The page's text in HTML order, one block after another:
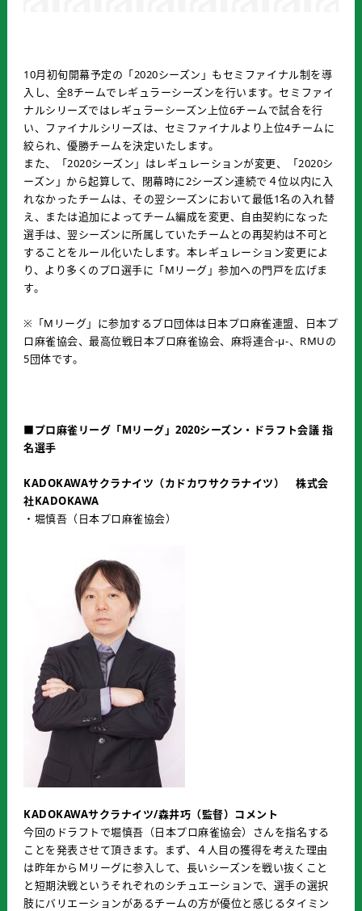
10月初旬開幕予定の「2020シーズン」もセミファイナル制を導
入し、全8チームでレギュラーシーズンを行います。セミファイ
ナルシリーズではレギュラーシーズン上位6チームで試合を行
い、ファイナルシリーズは、セミファイナルより上位4チームに
絞られ、優勝チームを決定いたします。
また、「2020シーズン」はレギュレーションが変更、「2020シ
ーズン」から起算して、閉幕時に2シーズン連続で４位以内に入
れなかったチームは、その翌シーズンにおいて最低1名の入れ替
え、または追加によってチーム編成を変更、自由契約になった
選手は、翌シーズンに所属していたチームとの再契約は不可と
することをルール化いたします。本レギュレーション変更によ
り、より多くのプロ選手に「Mリーグ」参加への門戸を広げま
す。
※「Mリーグ」に参加するプロ団体は日本プロ麻雀連盟、日本プ
ロ麻雀協会、最高位戦日本プロ麻雀協会、麻将連合-μ-、RMUの
5団体です。
■プロ麻雀リーグ「Mリーグ」2020シーズン・ドラフト会議 指
名選手
KADOKAWAサクラナイツ（カドカワサクラナイツ） 株式会
社KADOKAWA
・堀慎吾（日本プロ麻雀協会）
KADOKAWAサクラナイツ/森井巧（監督）コメント
今回のドラフトで堀慎吾（日本プロ麻雀協会）さんを指名する
ことを発表させて頂きます。まず、４人目の獲得を考えた理由
は昨年からＭリーグに参入して、長いシーズンを戦い抜くこと
と短期決戦というそれぞれのシチュエーションで、選手の選択
肢にバリエーションがあるチームの方が優位と感じるタイミン